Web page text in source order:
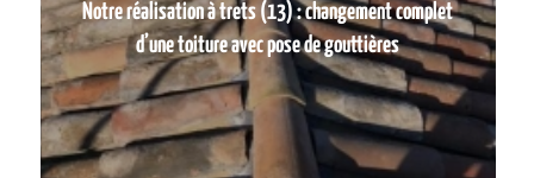
Notre réalisation à trets (13) : changement complet
d’une toiture avec pose de gouttières